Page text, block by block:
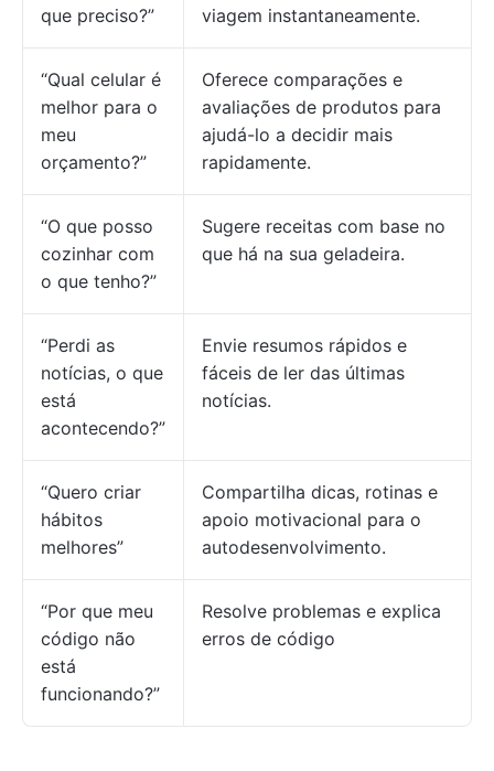
que preciso?”
viagem instantaneamente.
“Qual celular é
melhor para o
meu
orçamento?”
Oferece comparações e
avaliações de produtos para
ajudá-lo a decidir mais
rapidamente.
“O que posso
cozinhar com
o que tenho?”
Sugere receitas com base no
que há na sua geladeira.
“Perdi as
notícias, o que
está
acontecendo?”
Envie resumos rápidos e
fáceis de ler das últimas
notícias.
“Quero criar
hábitos
melhores”
Compartilha dicas, rotinas e
apoio motivacional para o
autodesenvolvimento.
“Por que meu
código não
está
funcionando?”
Resolve problemas e explica
erros de código